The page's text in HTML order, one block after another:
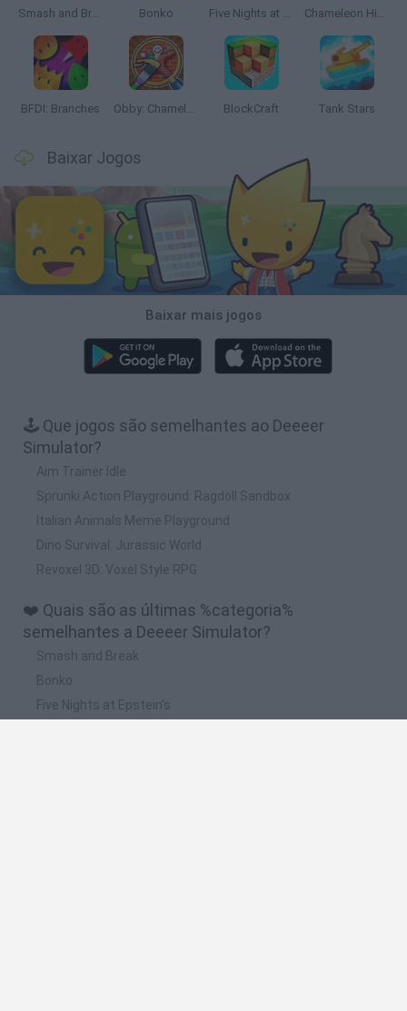
Smash and Break Bonko Five Nights at Epstein's Chameleon Hideout
BFDI: Branches Obby: Chameleon: Paint & Hide BlockCraft Tank Stars
Baixar Jogos
Baixar mais jogos
🕹️ Que jogos são semelhantes ao Deeeer
Simulator?
Aim Trainer Idle
Sprunki Action Playground: Ragdoll Sandbox
Italian Animals Meme Playground
Dino Survival: Jurassic World
Revoxel 3D: Voxel Style RPG
❤️ Quais são as últimas %categoria%
semelhantes a Deeeer Simulator?
Smash and Break
Bonko
Five Nights at Epstein's